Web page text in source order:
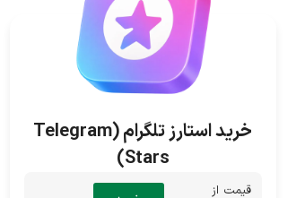
خرید استارز تلگرام (Telegram
Stars)
قیمت از